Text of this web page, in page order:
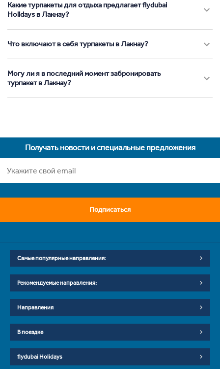
Какие турпакеты для отдыха предлагает flydubai
Holidays в Лакнау?
Что включают в себя турпакеты в Лакнау?
Могу ли я в последний момент забронировать
турпакет в Лакнау?
Получать новости и специальные предложения
Подписаться
Самые популярные направления:
Рекомендуемые направления:
Направления
В поездке
flydubai Holidays